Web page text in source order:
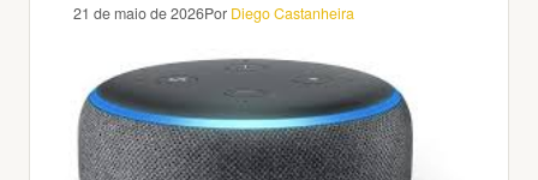
21 de maio de 2026Por Diego Castanheira